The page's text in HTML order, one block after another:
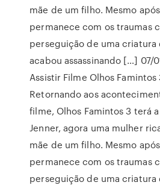
mãe de um filho. Mesmo
permanece com os traumas
perseguição de uma criatura
acabou assassinando […] 07/
Assistir Filme Olhos
Retornando aos
filme, Olhos Famintos 3 terá
Jenner, agora uma mulher
mãe de um filho. Mesmo
permanece com os traumas
perseguição de uma criatura